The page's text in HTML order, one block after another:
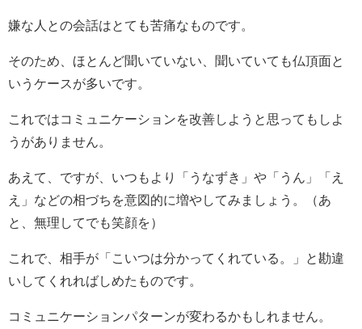
嫌な人との会話はとても苦痛なものです。
そのため、ほとんど聞いていない、聞いていても仏頂面と
いうケースが多いです。
これではコミュニケーションを改善しようと思ってもしよ
うがありません。
あえて、ですが、いつもより「うなずき」や「うん」「え
え」などの相づちを意図的に増やしてみましょう。（あ
と、無理してでも笑顔を）
これで、相手が「こいつは分かってくれている。」と勘違
いしてくれればしめたものです。
コミュニケーションパターンが変わるかもしれません。